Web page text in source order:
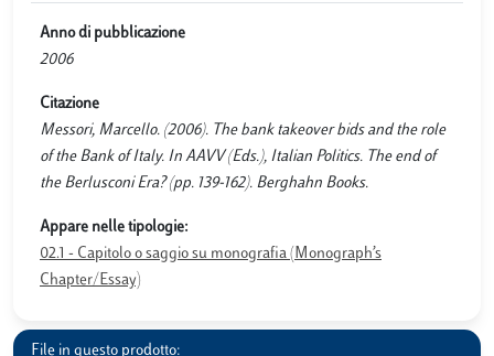
Anno di pubblicazione
2006
Citazione
Messori, Marcello. (2006). The bank takeover bids and the role
of the Bank of Italy. In AAVV (Eds.), Italian Politics. The end of
the Berlusconi Era? (pp. 139-162). Berghahn Books.
Appare nelle tipologie:
02.1 - Capitolo o saggio su monografia (Monograph’s
Chapter/Essay)
File in questo prodotto: